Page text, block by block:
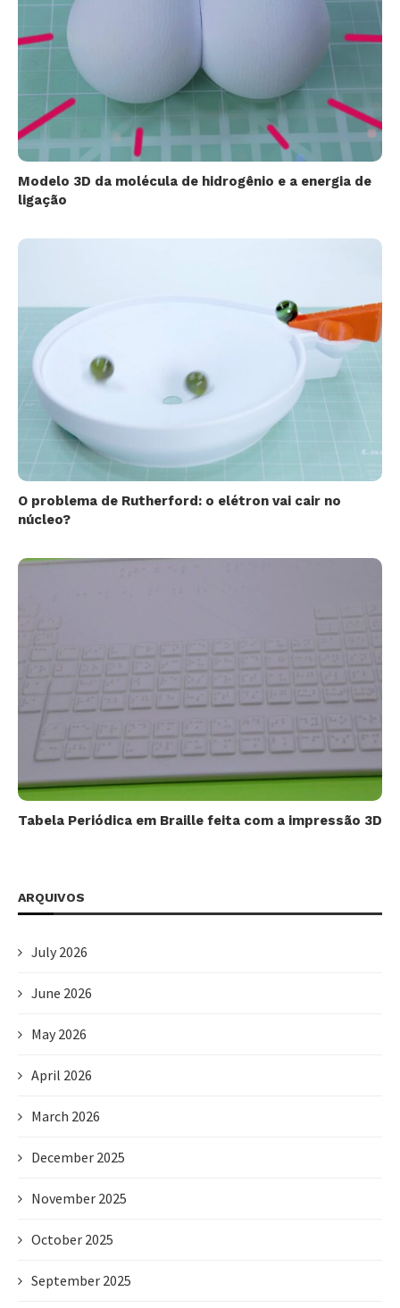
Modelo 3D da molécula de hidrogênio e a energia de
ligação
O problema de Rutherford: o elétron vai cair no
núcleo?
Tabela Periódica em Braille feita com a impressão 3D
ARQUIVOS
July 2026
June 2026
May 2026
April 2026
March 2026
December 2025
November 2025
October 2025
September 2025